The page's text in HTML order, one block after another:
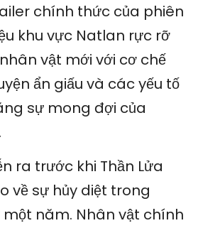
chính thức của phiên
khu vực Natlan rực rỡ
vật mới với cơ chế
ẩn giấu và các yếu tố
sự mong đợi của
ra trước khi Thần Lửa
về sự hủy diệt trong
năm. Nhân vật chính